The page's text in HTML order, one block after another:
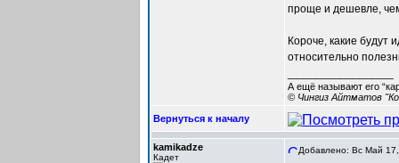
проще и дешевле,
Короче, какие будут
относительно
А ещё называют его
© Чингиз Айтматов
Вернуться к началу
kamikadze
Кадет
Добавлено: Вс Май